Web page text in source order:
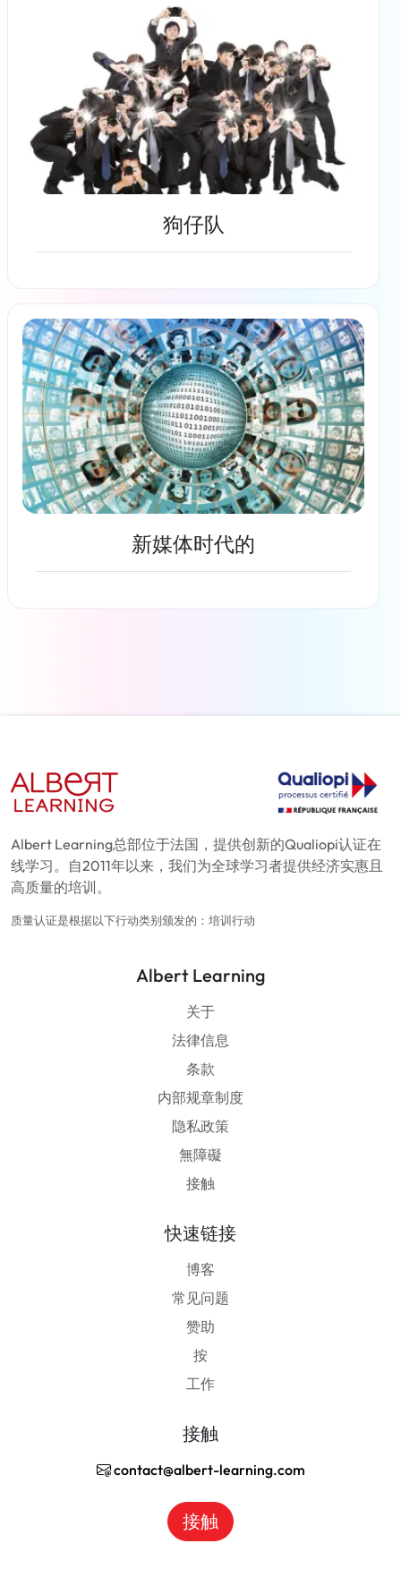
狗仔队
了解更多
新媒体时代的
Albert Learning总部位于法国，提供创新的Qualiopi认证在
线学习。自2011年以来，我们为全球学习者提供经济实惠且
高质量的培训。
质量认证是根据以下行动类别颁发的：培训行动
Albert Learning
关于
法律信息
条款
内部规章制度
隐私政策
無障礙
接触
快速链接
博客
常见问题
赞助
按
工作
接触
contact@albert-learning.com
接触